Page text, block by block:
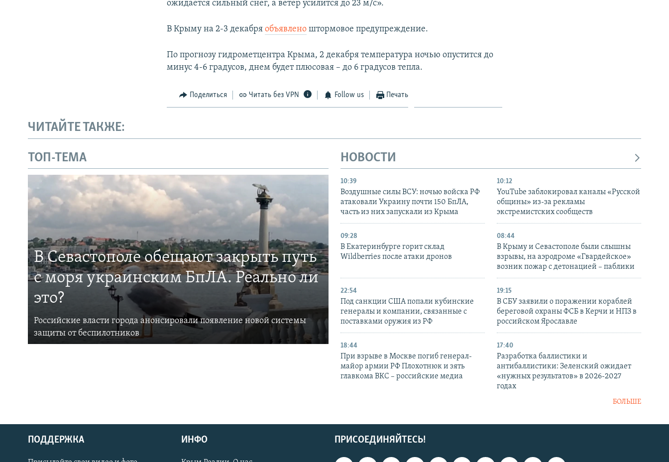
Українською
ожидается сильный снег, а ветер усилится до 23 м/с».
В Крыму на 2-3 декабряобъявлено штормовое предупреждение.
По прогнозу гидрометцентра Крыма, 2 декабря температура ночью опустится до
минус 4-6 градусов, днем будет плюсовая – до 6 градусов тепла.
Поделиться Читать без VPN Follow us Печать
ЧИТАЙТЕ ТАКЖЕ:
ТОП-ТЕМА
В Севастополе обещают закрыть путь
с моря украинским БпЛА. Реально ли
это?
Российские власти города анонсировали появление новой системы
защиты от беспилотников
НОВОСТИ
10:39
Воздушные силы ВСУ: ночью войска РФ
атаковали Украину почти 150 БпЛА,
часть из них запускали из Крыма
10:12
YouTube заблокировал каналы «Русской
общины» из-за рекламы
экстремистских сообществ
09:28
В Екатеринбурге горит склад
Wildberries после атаки дронов
08:44
В Крыму и Севастополе были слышны
взрывы, на аэродроме «Гвардейское»
возник пожар с детонацией – паблики
22:54
Под санкции США попали кубинские
генералы и компании, связанные с
поставками оружия из РФ
19:15
В СБУ заявили о поражении кораблей
береговой охраны ФСБ в Керчи и НПЗ в
российском Ярославле
18:44
При взрыве в Москве погиб генерал-
майор армии РФ Плохотнюк и зять
главкома ВКС – российские медиа
17:40
Разработка баллистики и
антибаллистики: Зеленский ожидает
«нужных результатов» в 2026-2027
годах
БОЛЬШЕ
ПРИСОЕДИНЯЙТЕСЬ!
ПОДДЕРЖКА ИНФО